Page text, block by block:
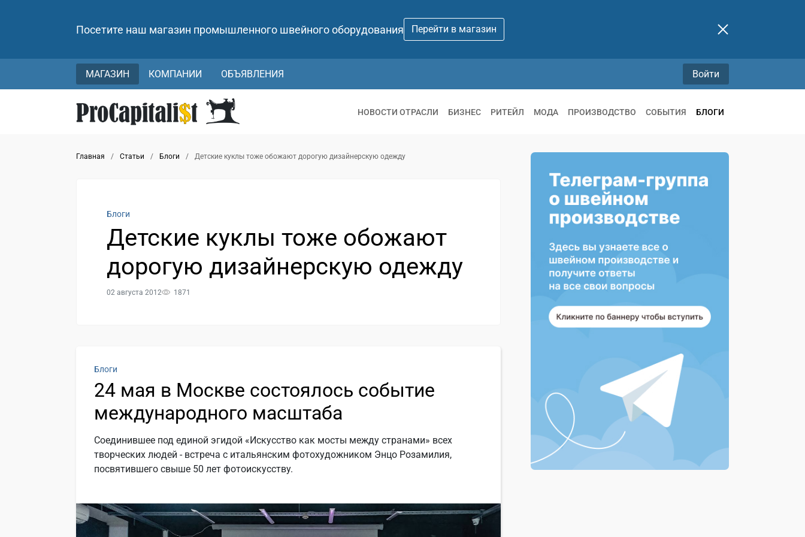
Посетите наш магазин промышленного швейного оборудования Перейти в магазин
МАГАЗИН КОМПАНИИ ОБЪЯВЛЕНИЯ Войти
НОВОСТИ ОТРАСЛИ БИЗНЕС РИТЕЙЛ МОДА ПРОИЗВОДСТВО СОБЫТИЯ БЛОГИ
Главная / Статьи / Блоги / Детские куклы тоже обожают дорогую дизайнерскую одежду
Блоги
Детские куклы тоже обожают
дорогую дизайнерскую одежду
02 августа 2012 1871
Блоги
24 мая в Москве состоялось событие
международного масштаба
Соединившее под единой эгидой «Искусство как мосты между странами» всех
творческих людей - встреча с итальянским фотохудожником Энцо Розамилия,
посвятившего свыше 50 лет фотоискусству.